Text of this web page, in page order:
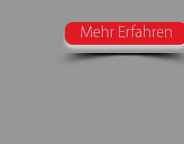
Mehr Erfahren